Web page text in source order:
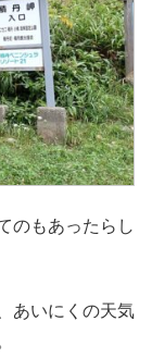
のもあったらし
あいにくの天気